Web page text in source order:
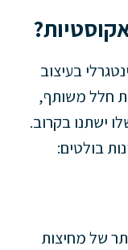
בעיצוב
חלל משותף,
ישתנו בקרוב.
בולטים:
של מחיצות